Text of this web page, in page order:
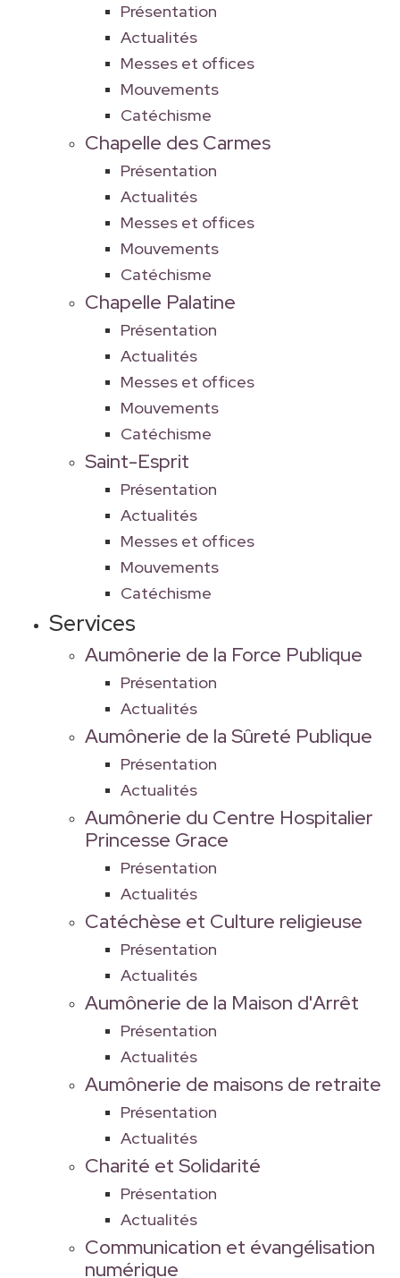
Présentation
Actualités
Messes et offices
Mouvements
Catéchisme
Chapelle des Carmes
Présentation
Actualités
Messes et offices
Mouvements
Catéchisme
Chapelle Palatine
Présentation
Actualités
Messes et offices
Mouvements
Catéchisme
Saint-Esprit
Présentation
Actualités
Messes et offices
Mouvements
Catéchisme
Services
Aumônerie de la Force Publique
Présentation
Actualités
Aumônerie de la Sûreté Publique
Présentation
Actualités
Aumônerie du Centre Hospitalier
Princesse Grace
Présentation
Actualités
Catéchèse et Culture religieuse
Présentation
Actualités
Aumônerie de la Maison d'Arrêt
Présentation
Actualités
Aumônerie de maisons de retraite
Présentation
Actualités
Charité et Solidarité
Présentation
Actualités
Communication et évangélisation
numérique